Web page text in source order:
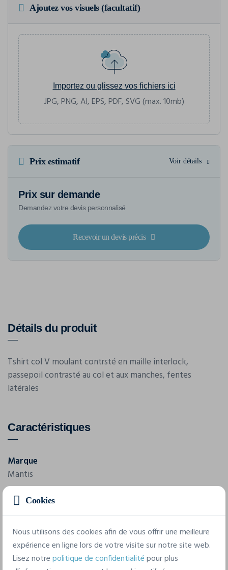
Ajoutez vos visuels (facultatif)
Importez ou glissez vos fichiers ici
JPG, PNG, AI, EPS, PDF, SVG (max. 10mb)
Prix estimatif Voir détails
Prix sur demande
Demandez votre devis personnalisé
Recevoir un devis précis
Détails du produit
Tshirt col V moulant contrsté en maille interlock,
passepoil contrasté au col et aux manches, fentes
latérales
Caractéristiques
Marque
Mantis
Référence
M4C
Composition
220gr/m², 100% coton interlock stretchy
Cookies
Nous utilisons des cookies afin de vous offrir une meilleure
expérience en ligne lors de votre visite sur notre site web.
Lisez notrepolitique de confidentialitépour plus